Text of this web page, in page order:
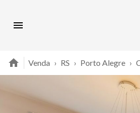
Venda › RS › Porto Alegre ›